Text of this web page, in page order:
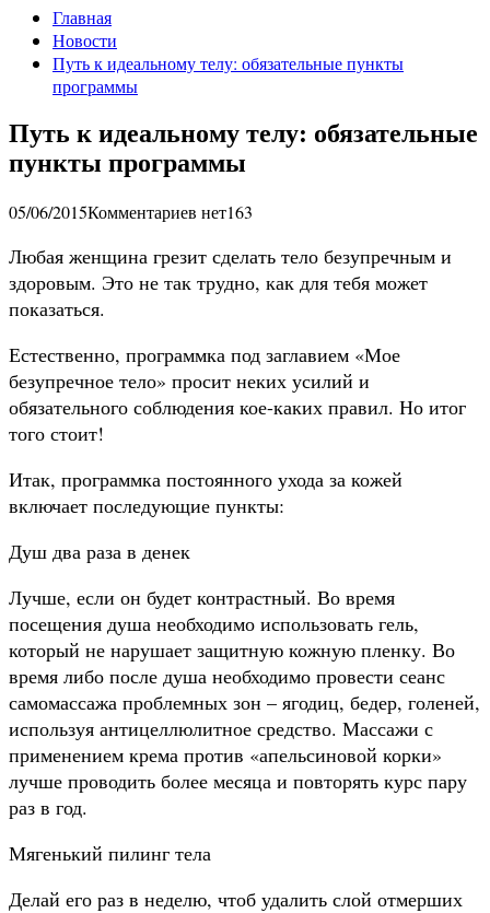
Главная
Новости
Путь к идеальному телу: обязательные пункты
программы
Путь к идеальному телу: обязательные
пункты программы
05/06/2015Комментариев нет163
Любая женщина грезит сделать тело безупречным и
здоровым. Это не так трудно, как для тебя может
показаться.
Естественно, программка под заглавием «Мое
безупречное тело» просит неких усилий и
обязательного соблюдения кое-каких правил. Но итог
того стоит!
Итак, программка постоянного ухода за кожей
включает последующие пункты:
Душ два раза в денек
Лучше, если он будет контрастный. Во время
посещения душа необходимо использовать гель,
который не нарушает защитную кожную пленку. Во
время либо после душа необходимо провести сеанс
самомассажа проблемных зон – ягодиц, бедер, голеней,
используя антицеллюлитное средство. Массажи с
применением крема против «апельсиновой корки»
лучше проводить более месяца и повторять курс пару
раз в год.
Мягенький пилинг тела
Делай его раз в неделю, чтоб удалить слой отмерших